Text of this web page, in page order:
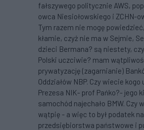
fałszywego politycznie AWS,
owca Niesiołowskiego i ZCHN-
Tym razem nie mogę
kłamie, czyż nie ma w Sejmie,
dzieci Bermana? są niestety,
Polski uczciwie? mam
prywatyzację (zagarnianie)
Oddziałów NBP. Czy wiecie
Prezesa NIK- prof Pańko?- jego
samochód najechało BMW. Czy
wątpię - a więc to był podatek
przedsiębiorstwa państwowe i